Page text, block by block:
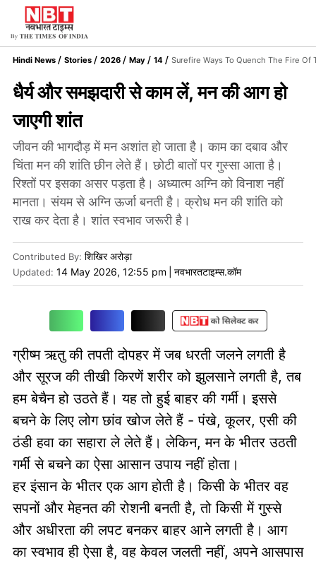
Hindi News Stories 2026 May 14 Surefire Ways To Quench The Fire
धैर्य और समझदारी से काम लें, मन की आग हो
जाएगी शांत
जीवन की भागदौड़ में मन अशांत हो जाता है। काम का दबाव और
चिंता मन की शांति छीन लेते हैं। छोटी बातों पर गुस्सा आता है।
रिश्तों पर इसका असर पड़ता है। अध्यात्म अग्नि को विनाश नहीं
मानता। संयम से अग्नि ऊर्जा बनती है। क्रोध मन की शांति को
राख कर देता है। शांत स्वभाव जरूरी है।
Contributed By: शिखिर अरोड़ा
Updated: 14 May 2026, 12:55 pm नवभारतटाइम्स.कॉम
ग्रीष्म ऋतु की तपती दोपहर में जब धरती जलने लगती है
और सूरज की तीखी किरणें शरीर को झुलसाने लगती है, तब
हम बेचैन हो उठते हैं। यह तो हुई बाहर की गर्मी। इससे
बचने के लिए लोग छांव खोज लेते हैं - पंखे, कूलर, एसी की
ठंडी हवा का सहारा ले लेते हैं। लेकिन, मन के भीतर उठती
गर्मी से बचने का ऐसा आसान उपाय नहीं होता।
हर इंसान के भीतर एक आग होती है। किसी के भीतर वह
सपनों और मेहनत की रोशनी बनती है, तो किसी में गुस्से
और अधीरता की लपट बनकर बाहर आने लगती है। आग
का स्वभाव ही ऐसा है, वह केवल जलती नहीं, अपने आसपास